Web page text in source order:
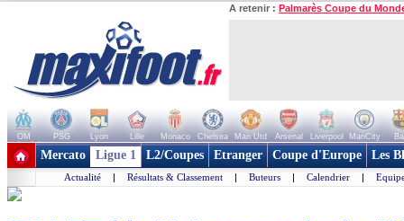
A retenir : Palmarès Coupe du
OM PSG Lyon Lille Monaco Chelsea Man Utd Arsenal Liverpool ManCity
+ de clubs
Mercato Ligue 1 L2/Coupes Etranger Coupe d'Europe Les
Actualité | Résultats & Classement | Buteurs | Calendrier |